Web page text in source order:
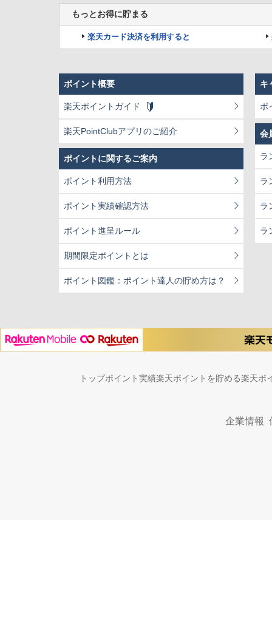
もっとお得に貯まる
楽天カード決済を利用すると
ポイント概要
楽天ポイントガイド
楽天PointClubアプリのご紹介
ポイントに関するご案内
ポイント利用方法
ポイント実績確認方法
ポイント進呈ルール
期間限定ポイントとは
ポイント図鑑：ポイント達人の貯め方は？
キ
ポ
会
ラ
ラ
ラ
ラ
トップポイント実績楽天ポイントを貯める楽天ポ
企業情報